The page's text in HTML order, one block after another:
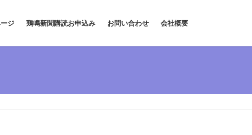
ジ 鶏鳴新聞購読お申込み お問い合わせ 会社概要